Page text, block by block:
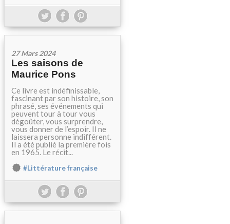
27 Mars 2024
Les saisons de
Maurice Pons
Ce livre est indéfinissable,
fascinant par son histoire, son
phrasé, ses événements qui
peuvent tour à tour vous
dégoûter, vous surprendre,
vous donner de l’espoir. Il ne
laissera personne indifférent.
Il a été publié la première fois
en 1965. Le récit...
#Littérature française